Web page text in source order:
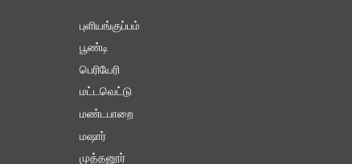
புளியங்குப்பம்
பூண்டி
பெரியேரி
மட்டவெட்டு
மண்டபாறை
மஷார்
முத்தனூர்